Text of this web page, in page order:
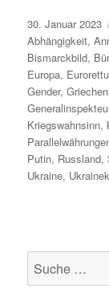
Veröffentlicht
am
30. Januar 2023
Abhängigkeit,
Bismarckbild,
Europa,
Gender,
Kriegswahnsinn,
Putin, Russland,
Ukraine,
Suche
nach: